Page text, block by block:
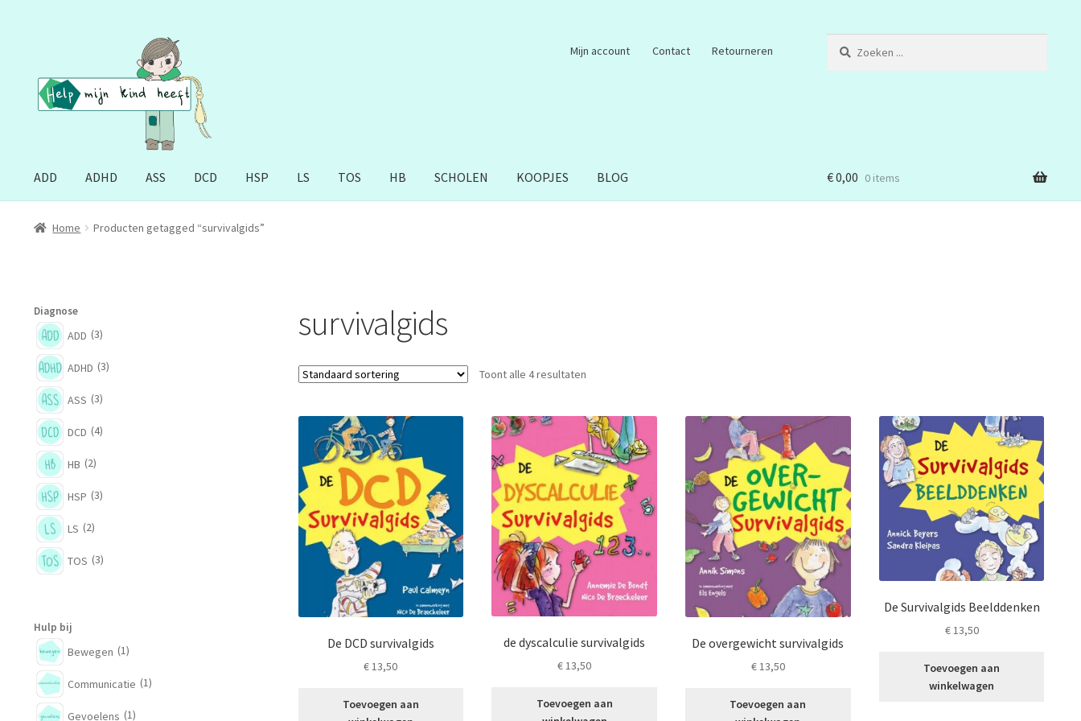
naar
navigatie
de
inhoud
Mijn account Contact Retourneren
ADD ADHD ASS DCD HSP LS TOS HB SCHOLEN KOOPJES BLOG €0,00 0 items
Home Producten getagged “survivalgids”
survivalgids
Toont alle 4 resultaten
De DCD survivalgids
€13,50
Toevoegen aan
de dyscalculie survivalgids
€13,50
Toevoegen aan
De overgewicht survivalgids
€13,50
Toevoegen aan
De Survivalgids Beelddenken
€13,50
Toevoegen aan
winkelwagen
Diagnose
ADD (3)
ADHD (3)
ASS (3)
DCD (4)
HB (2)
HSP (3)
LS (2)
TOS (3)
Hulp bij
Bewegen (1)
Communicatie (1)
Gevoelens (1)